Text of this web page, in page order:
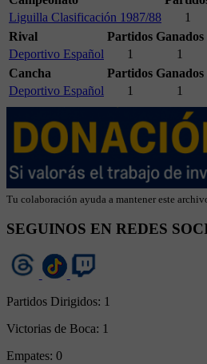
Liguilla Clasificación 1987/88
1
Rival
Partidos Ganados
Deportivo Español
1 1
Cancha
Partidos Ganados
Deportivo Español
1 1
Tu colaboración ayuda a mantener este
SEGUINOS EN REDES
Partidos Dirigidos: 1
Victorias de Boca: 1
Empates: 0